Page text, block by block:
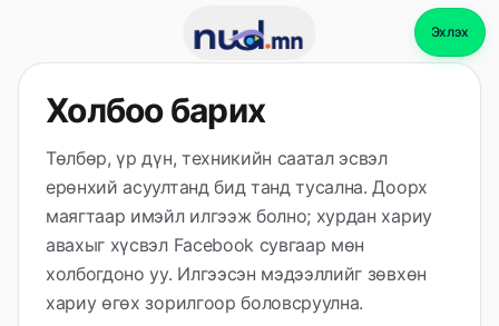
Эхлэх
Холбоо барих
Төлбөр, үр дүн, техникийн саатал эсвэл
ерөнхий асуултанд бид танд тусална. Доорх
маягтаар имэйл илгээж болно; хурдан хариу
авахыг хүсвэл Facebook сувгаар мөн
холбогдоно уу. Илгээсэн мэдээллийг зөвхөн
хариу өгөх зорилгоор боловсруулна.